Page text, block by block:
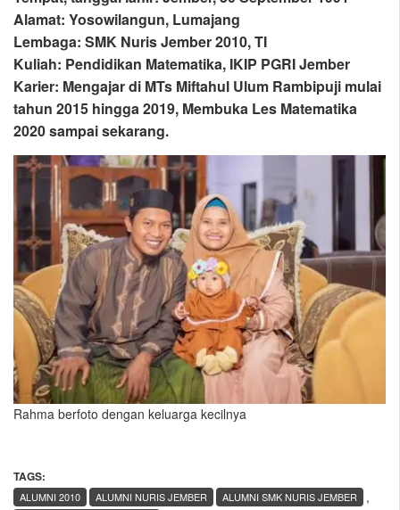
Alamat: Yosowilangun, Lumajang
Lembaga: SMK Nuris Jember 2010, TI
Kuliah: Pendidikan Matematika, IKIP PGRI Jember
Karier: Mengajar di MTs Miftahul Ulum Rambipuji mulai
tahun 2015 hingga 2019, Membuka Les Matematika
2020 sampai sekarang.
Rahma berfoto dengan keluarga kecilnya
TAGS:
,
ALUMNI 2010 ALUMNI NURIS JEMBER
ALUMNI SMK NURIS JEMBER